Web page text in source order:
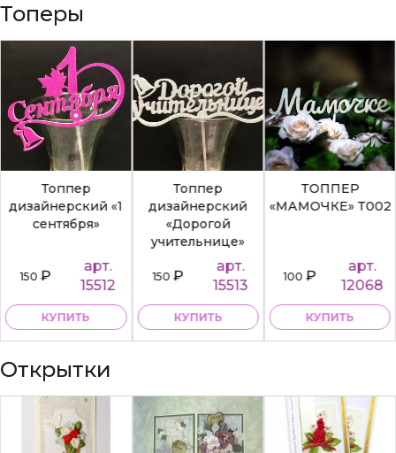
Топеры
Топпер
дизайнерский «1
сентября»
150₽
арт.
15512
КУПИТЬ
Топпер
дизайнерский
«Дорогой
учительнице»
150₽
арт.
15513
КУПИТЬ
ТОППЕР
«МАМОЧКЕ» Т002
100₽
арт.
12068
КУПИТЬ
Открытки